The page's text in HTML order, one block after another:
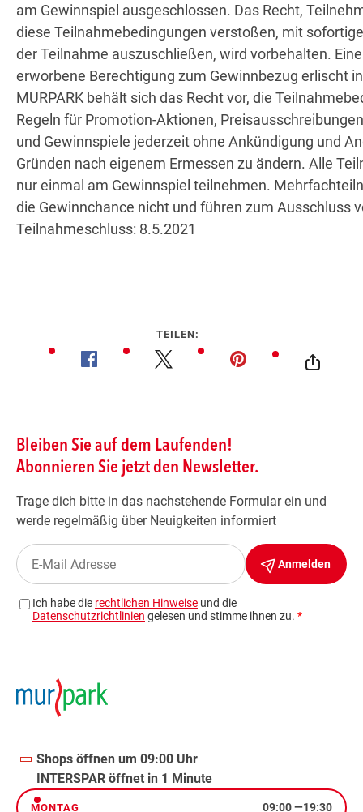
am Gewinnspiel ausgeschlossen. Das Recht,
diese Teilnahmebedingungen verstoßen, mit
der Teilnahme auszuschließen, wird vorbehalten.
erworbene Berechtigung zum Gewinnbezug erlischt
MURPARK behält sich das Recht vor, die
Regeln für Promotion-Aktionen, Preisausschreibungen
und Gewinnspiele jederzeit ohne Ankündigung und
Gründen nach eigenem Ermessen zu ändern. Alle
nur einmal am Gewinnspiel teilnehmen.
die Gewinnchance nicht und führen zum Ausschluss
Teilnahmeschluss: 8.5.2021
TEILEN:
Shops öffnen um 09:00 Uhr
INTERSPAR öffnet in 1 Minute
MONTAG 09:00—19:30